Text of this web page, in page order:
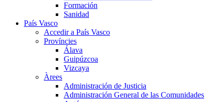
Formación
Sanidad
País Vasco
Accedir a País Vasco
Províncies
Álava
Guipúzcoa
Vizcaya
Àrees
Administración de Justicia
Administración General de las Comunidades